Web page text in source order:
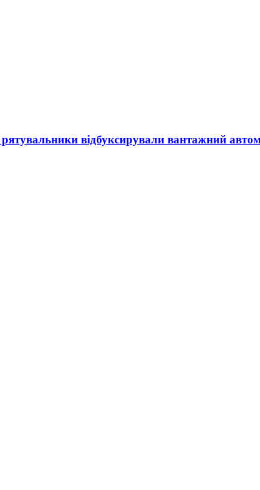
відбуксирували вантажний